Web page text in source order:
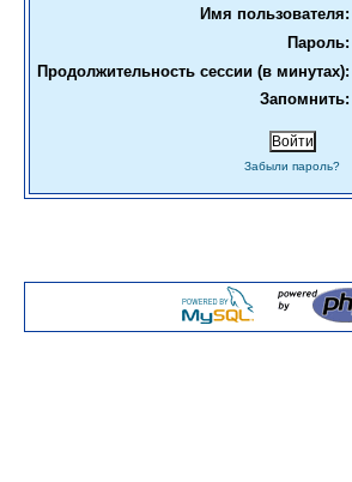
Имя пользователя:
Пароль:
Продолжительность сессии (в минутах):
Запомнить:
Забыли пароль?